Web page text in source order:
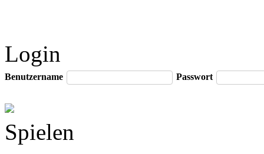
Login
Benutzername Passwort
Spielen